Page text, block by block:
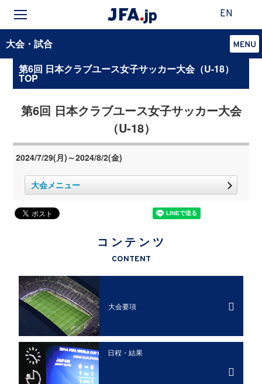
EN
大会・試合
第6回 日本クラブユース女子サッカー大会（U-18）
TOP
第6回 日本クラブユース女子サッカー大会
（U-18）
2024/7/29(月)～2024/8/2(金)
大会メニュー
コンテンツ
CONTENT
大会要項
日程・結果